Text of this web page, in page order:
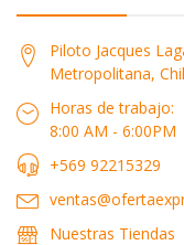
Piloto Jacques
Metropolitana,
Horas de trabajo:
8:00 AM - 6:00PM
+569 92215329
Nuestras Tiendas